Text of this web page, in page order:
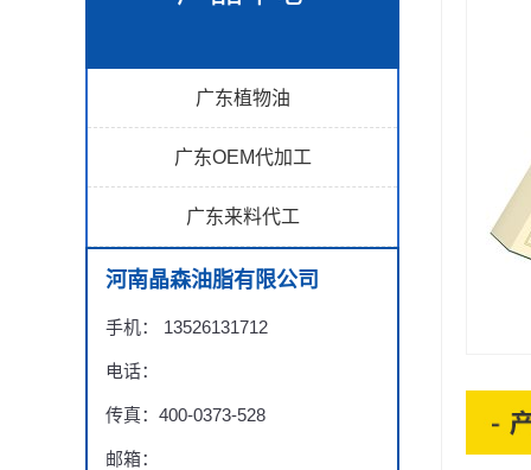
广东植物油
广东OEM代加工
广东来料代工
河南晶森油脂有限公司
手机： 13526131712
电话：
传真：400-0373-528
邮箱：